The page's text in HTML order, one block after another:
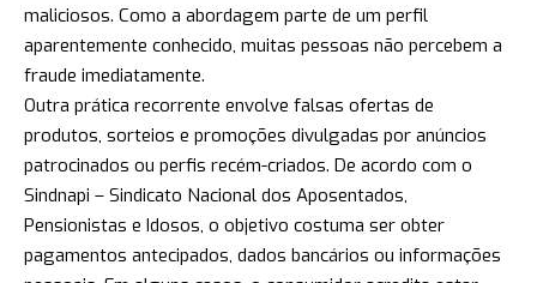
maliciosos. Como a abordagem parte de um perfil
aparentemente conhecido, muitas pessoas não percebem a
fraude imediatamente.
Outra prática recorrente envolve falsas ofertas de
produtos, sorteios e promoções divulgadas por anúncios
patrocinados ou perfis recém-criados. De acordo com o
Sindnapi – Sindicato Nacional dos Aposentados,
Pensionistas e Idosos, o objetivo costuma ser obter
pagamentos antecipados, dados bancários ou informações